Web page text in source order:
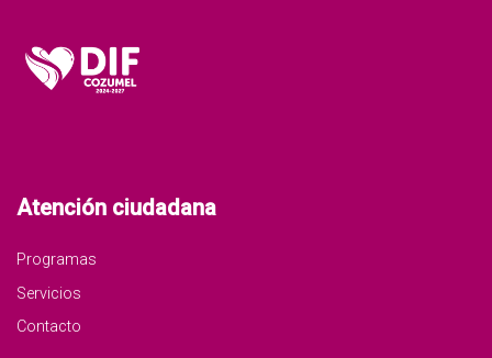
Atención ciudadana
Programas
Servicios
Contacto